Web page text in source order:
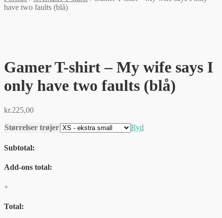
have two faults (blå)
Gamer T-shirt – My wife says I
only have two faults (blå)
kr.225,00
Størrelser trøjer Ryd
Subtotal:
Add-ons total:
+
Total: